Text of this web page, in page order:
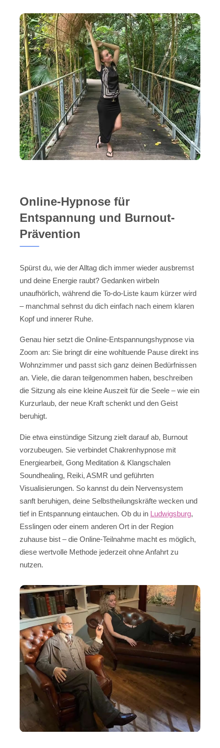
Online-Hypnose für
Entspannung und Burnout-
Prävention
Spürst du, wie der Alltag dich immer wieder ausbremst
und deine Energie raubt? Gedanken wirbeln
unaufhörlich, während die To-do-Liste kaum kürzer wird
– manchmal sehnst du dich einfach nach einem klaren
Kopf und innerer Ruhe.
Genau hier setzt die Online-Entspannungshypnose via
Zoom an: Sie bringt dir eine wohltuende Pause direkt ins
Wohnzimmer und passt sich ganz deinen Bedürfnissen
an. Viele, die daran teilgenommen haben, beschreiben
die Sitzung als eine kleine Auszeit für die Seele – wie ein
Kurzurlaub, der neue Kraft schenkt und den Geist
beruhigt.
Die etwa einstündige Sitzung zielt darauf ab, Burnout
vorzubeugen. Sie verbindet Chakrenhypnose mit
Energiearbeit, Gong Meditation & Klangschalen
Soundhealing, Reiki, ASMR und geführten
Visualisierungen. So kannst du dein Nervensystem
sanft beruhigen, deine Selbstheilungskräfte wecken und
tief in Entspannung eintauchen. Ob du in Ludwigsburg,
Esslingen oder einem anderen Ort in der Region
zuhause bist – die Online-Teilnahme macht es möglich,
diese wertvolle Methode jederzeit ohne Anfahrt zu
nutzen.